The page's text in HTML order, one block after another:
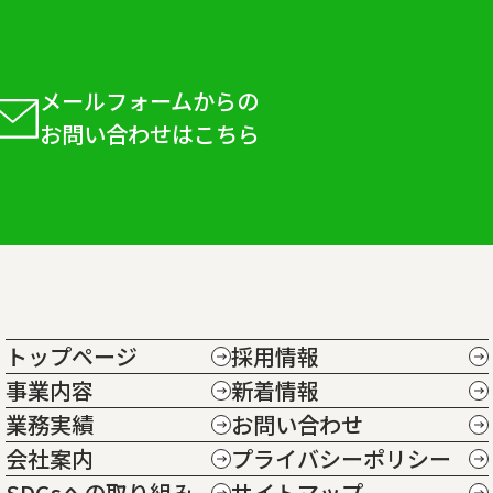
メールフォームからの
お問い合わせはこちら
トップページ
事業内容
業務実績
会社案内
採用情報
新着情報
お問い合わせ
プライバシーポリシー